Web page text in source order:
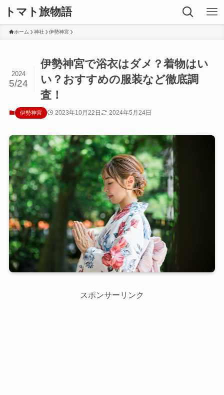
トマト旅物語
ホーム 神社 伊勢神宮
伊勢神宮で浴衣はダメ？着物はい
い？おすすめの服装など徹底調
査！
2024
5/24
伊勢神宮 2023年10月22日 2024年5月24日
スポンサーリンク